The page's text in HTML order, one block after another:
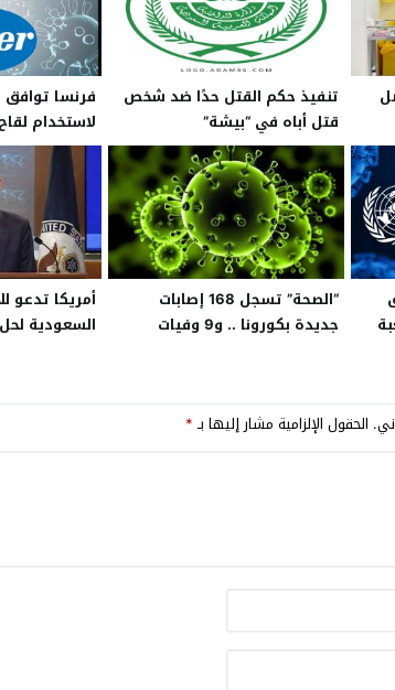
تنفيذ حكم القتل حدًا ضد شخص
قتل أباه في “بيشة”
فرنسا
لاستخدام
“الصحة” تسجل 168 إصابات
جديدة بكورونا .. و9 وفيات
أمريكا تدعو
السعودية لحل
الحقول الإلزامية مشار إليها بـ*